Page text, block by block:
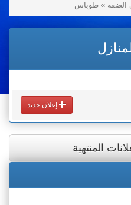
الضفة » طوباس
إعلان جديد
المنتهية